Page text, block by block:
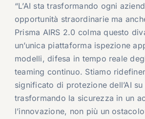
“L’AI sta trasformando ogni
opportunità straordinarie ma
Prisma AIRS 2.0 colma questo
un’unica piattaforma ispezione
modelli, difesa in tempo reale
teaming continuo. Stiamo
significato di protezione dell’AI
trasformando la sicurezza in un
l’innovazione, non più un